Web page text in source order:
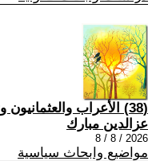
(38) الأعراب والعثمانيون وتونس
عزالدين مبارك
2026 / 8 / 8
مواضيع وابحاث سياسية